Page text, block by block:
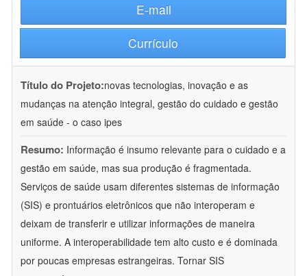
E-mail
Currículo
Título do Projeto:novas tecnologias, inovação e as
mudanças na atenção integral, gestão do cuidado e gestão
em saúde - o caso ipes
Resumo: Informação é insumo relevante para o cuidado e a
gestão em saúde, mas sua produção é fragmentada.
Serviços de saúde usam diferentes sistemas de informação
(SIS) e prontuários eletrônicos que não interoperam e
deixam de transferir e utilizar informações de maneira
uniforme. A interoperabilidade tem alto custo e é dominada
por poucas empresas estrangeiras. Tornar SIS